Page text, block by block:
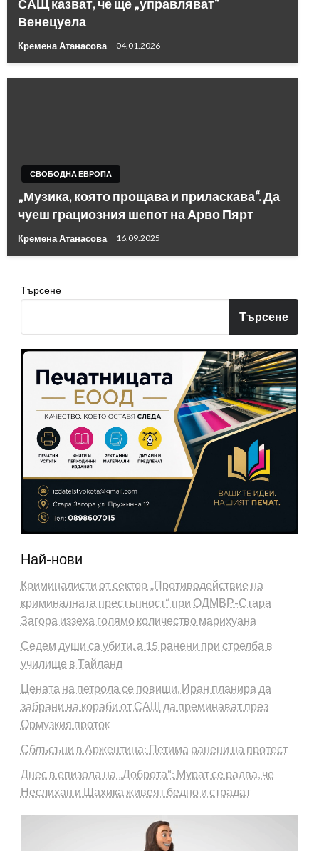
САЩ казват, че ще „управляват“
Венецуела
Кремена Атанасова 04.01.2026
СВОБОДНА ЕВРОПА
„Музика, която прощава и приласкава“. Да
чуеш грациозния шепот на Арво Пярт
Кремена Атанасова 16.09.2025
Търсене
Търсене
Най-нови
Криминалисти от сектор „Противодействие на
криминалната престъпност“ при ОДМВР-Стара
Загора иззеха голямо количество марихуана
Седем души са убити, а 15 ранени при стрелба в
училище в Тайланд
Цената на петрола се повиши, Иран планира да
забрани на кораби от САЩ да преминават през
Ормузкия проток
Сблъсъци в Аржентина: Петима ранени на протест
Днес в епизода на „Доброта“: Мурат се радва, че
Неслихан и Шахика живеят бедно и страдат